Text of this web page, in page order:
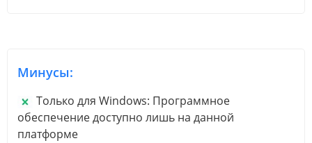
Минусы:
Только для Windows: Программное
обеспечение доступно лишь на данной
платформе